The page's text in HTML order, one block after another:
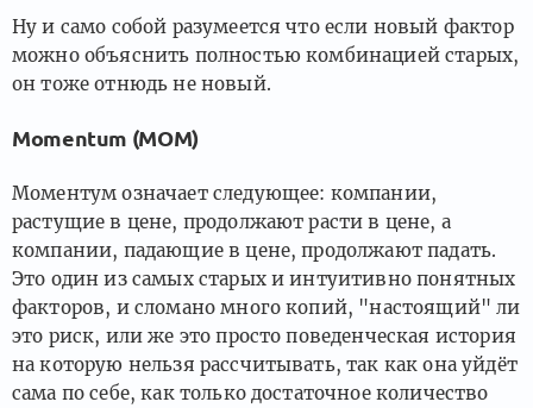
Ну и само собой разумеется что если новый фактор
можно объяснить полностью комбинацией старых,
он тоже отнюдь не новый.
Momentum (MOM)
Моментум означает следующее: компании,
растущие в цене, продолжают расти в цене, а
компании, падающие в цене, продолжают падать.
Это один из самых старых и интуитивно понятных
факторов, и сломано много копий, "настоящий" ли
это риск, или же это просто поведенческая история
на которую нельзя рассчитывать, так как она уйдёт
сама по себе, как только достаточное количество